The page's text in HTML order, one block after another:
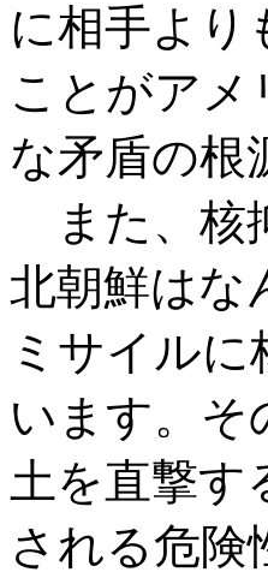
に相手より
ことがアメ
な矛盾の根
また、核
北朝鮮はな
ミサイル
います。そ
土を直撃す
される危